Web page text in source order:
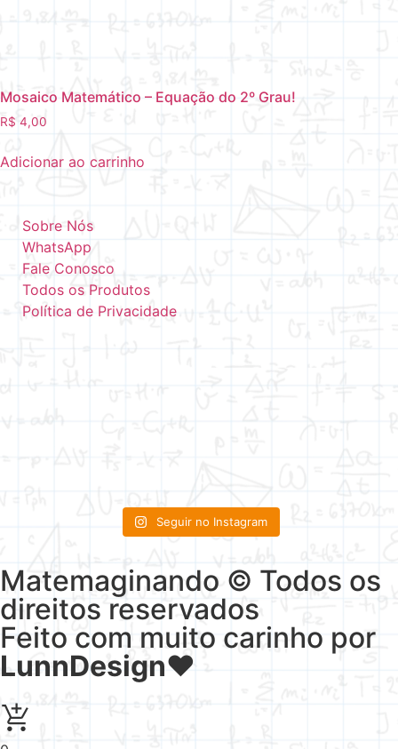
Mosaico Matemático – Equação do 2º Grau!
R$ 4,00
Adicionar ao carrinho
Sobre Nós
WhatsApp
Fale Conosco
Todos os Produtos
Política de Privacidade
Seguir no Instagram
Matemaginando © Todos os
direitos reservados
Feito com muito carinho por
LunnDesign♥